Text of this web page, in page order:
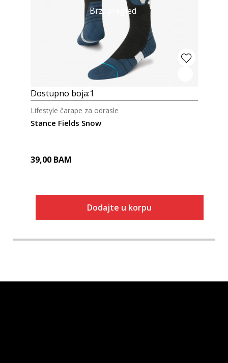
Brzi pregled
Dostupno boja:1
Stance Fields Snow
Lifestyle čarape za odrasle
39,00 BAM
Dodajte u korpu